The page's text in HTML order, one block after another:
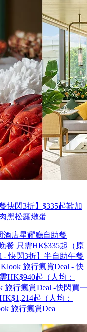
快閃3折】$335起歎加
黑松露燉蛋
酒店星耀廳自助餐
餐 只需HK$335起（原
- 快閃3折】半自助午餐
旅行瘋賞Deal - 快
HK$940起（人均：
旅行瘋賞Deal -快閃買一
起（人均：
旅行瘋賞Dea